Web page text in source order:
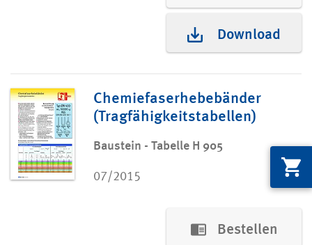
Download
Chemiefaserhebebänder
(Tragfähigkeitstabellen)
Baustein - Tabelle H 905
07/2015
Bestellen